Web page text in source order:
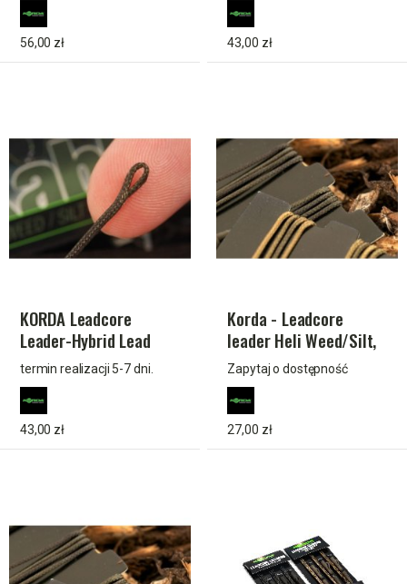
56,00 zł 43,00 zł
KORDA Leadcore
Leader-Hybrid Lead
Clip QC Swivel Gravel
termin realizacji 5-7 dni.
43,00 zł
Korda - Leadcore
leader Heli Weed/Silt,
3 per pack
Zapytaj o dostępność
27,00 zł